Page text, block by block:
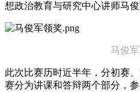
想政治教育与研究中心讲师马
马俊
此次比赛历时近半年，分初赛
赛分为讲课和答辩两个部分，